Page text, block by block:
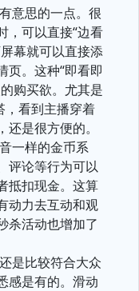
意思的一点。很
，可以直接“边看
幕就可以直接添
页。这种“即看即
购买欲。尤其是
，看到主播穿着
是很方便的。
一样的金币系
评论等行为可以
抵扣现金。这算
动力去互动和观
杀活动也增加了
是比较符合大众
感是有的。滑动